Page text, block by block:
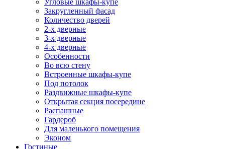
Угловые шкафы-купе
Закругленный фасад
Количество дверей
2-х дверные
3-х дверные
4-х дверные
Особенности
Во всю стену
Встроенные шкафы-купе
Под потолок
Раздвижные шкафы-купе
Открытая секция посередине
Распашные
Гардероб
Для маленького помещения
Эконом
Гостиные